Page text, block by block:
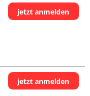
jetzt anmelden
jetzt anmelden